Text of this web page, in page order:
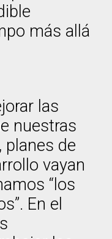
más allá
las
nuestras
de
vayan
“los
En el